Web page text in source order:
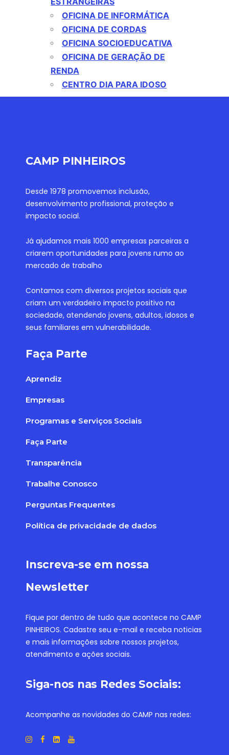
OFICINA DE INFORMÁTICA
OFICINA DE CORDAS
OFICINA SOCIOEDUCATIVA
OFICINA DE GERAÇÃO DE
RENDA
CENTRO DIA PARA IDOSO
CAMP PINHEIROS
Desde 1978 promovemos inclusão,
desenvolvimento profissional, proteção e
impacto social.
Já ajudamos mais 1000 empresas parceiras a
criarem oportunidades para jovens rumo ao
mercado de trabalho
Contamos com diversos projetos sociais que
criam um verdadeiro impacto positivo na
sociedade, atendendo jovens, adultos, idosos e
seus familiares em vulnerabilidade.
Faça Parte
Aprendiz
Empresas
Programas e Serviços Sociais
Faça Parte
Transparência
Trabalhe Conosco
Perguntas Frequentes
Política de privacidade de dados
Inscreva-se em nossa
Newsletter
Fique por dentro de tudo que acontece no CAMP
PINHEIROS. Cadastre seu e-mail e receba noticias
e mais informações sobre nossos projetos,
atendimento e ações sociais.
Siga-nos nas Redes Sociais:
Acompanhe as novidades do CAMP nas redes: